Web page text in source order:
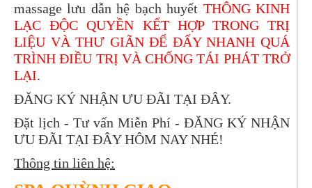
massage lưu dẫn hệ bạch huyết THÔNG KINH
LẠC ĐỘC QUYỀN KẾT HỢP TRONG TRỊ
LIỆU VÀ THƯ GIÃN ĐỂ ĐẨY NHANH QUÁ
TRÌNH ĐIỀU TRỊ VÀ CHỐNG TÁI PHÁT TRỞ
LẠI.
ĐĂNG KÝ NHẬN ƯU ĐÃI TẠI ĐÂY.
Đặt lịch - Tư vấn Miễn Phí - ĐĂNG KÝ NHẬN
ƯU ĐÃI TẠI ĐÂYHÔM NAY NHÉ!
Thông tin liên hệ: